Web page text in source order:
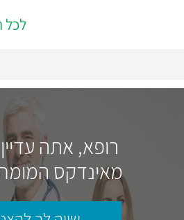
לכל
רופא, אתה
מאינדקס